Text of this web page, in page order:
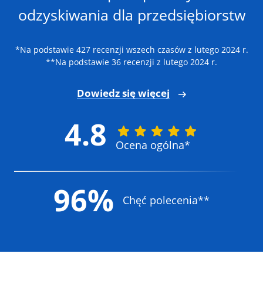
odzyskiwania dla przedsiębiorstw
*Na podstawie 427 recenzji wszech czasów z lutego 2024 r.
**Na podstawie 36 recenzji z lutego 2024 r.
Dowiedz się więcej
4.8 Ocena ogólna*
96% Chęć polecenia**